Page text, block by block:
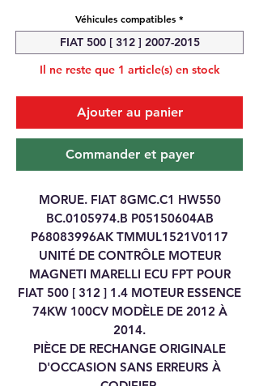
Véhicules compatibles *
FIAT 500 [ 312 ] 2007-2015
Il ne reste que 1 article(s) en stock
Ajouter au panier
Commander et payer
MORUE. FIAT 8GMC.C1 HW550
BC.0105974.B P05150604AB
P68083996AK TMMUL1521V0117
UNITÉ DE CONTRÔLE MOTEUR
MAGNETI MARELLI ECU FPT POUR
FIAT 500 [ 312 ] 1.4 MOTEUR ESSENCE
74KW 100CV MODÈLE DE 2012 À
2014.
PIÈCE DE RECHANGE ORIGINALE
D'OCCASION SANS ERREURS À